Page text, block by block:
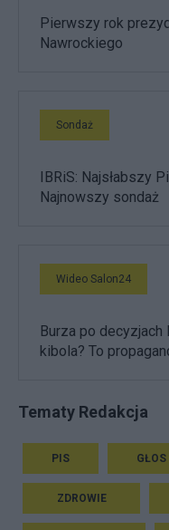
Pierwszy rok
Nawrockiego
Sondaż
IBRiS: Najsłabszy
Najnowszy sondaż
Wideo Salon24
Burza po decyzjach
kibola? To
Tematy Redakcja
PIS GŁOS
ZDROWIE